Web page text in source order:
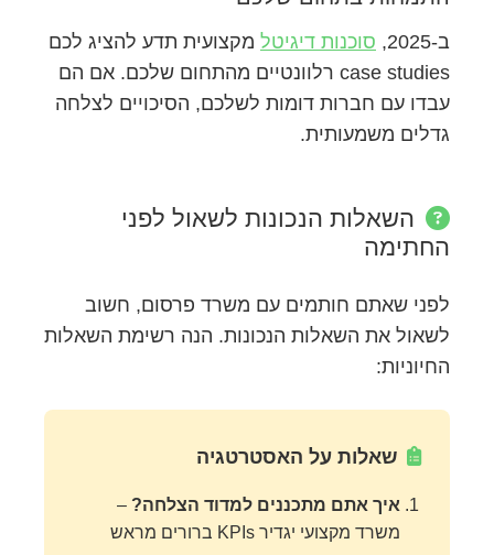
ב-2025, סוכנות דיגיטל מקצועית תדע להציג לכם
case studies רלוונטיים מהתחום שלכם. אם הם
עבדו עם חברות דומות לשלכם, הסיכויים לצלחה
גדלים משמעותית.
השאלות הנכונות לשאול לפני
החתימה
לפני שאתם חותמים עם משרד פרסום, חשוב
לשאול את השאלות הנכונות. הנה רשימת השאלות
החיוניות:
שאלות על האסטרטגיה
איך אתם מתכננים למדוד הצלחה? –
משרד מקצועי יגדיר KPIs ברורים מראש